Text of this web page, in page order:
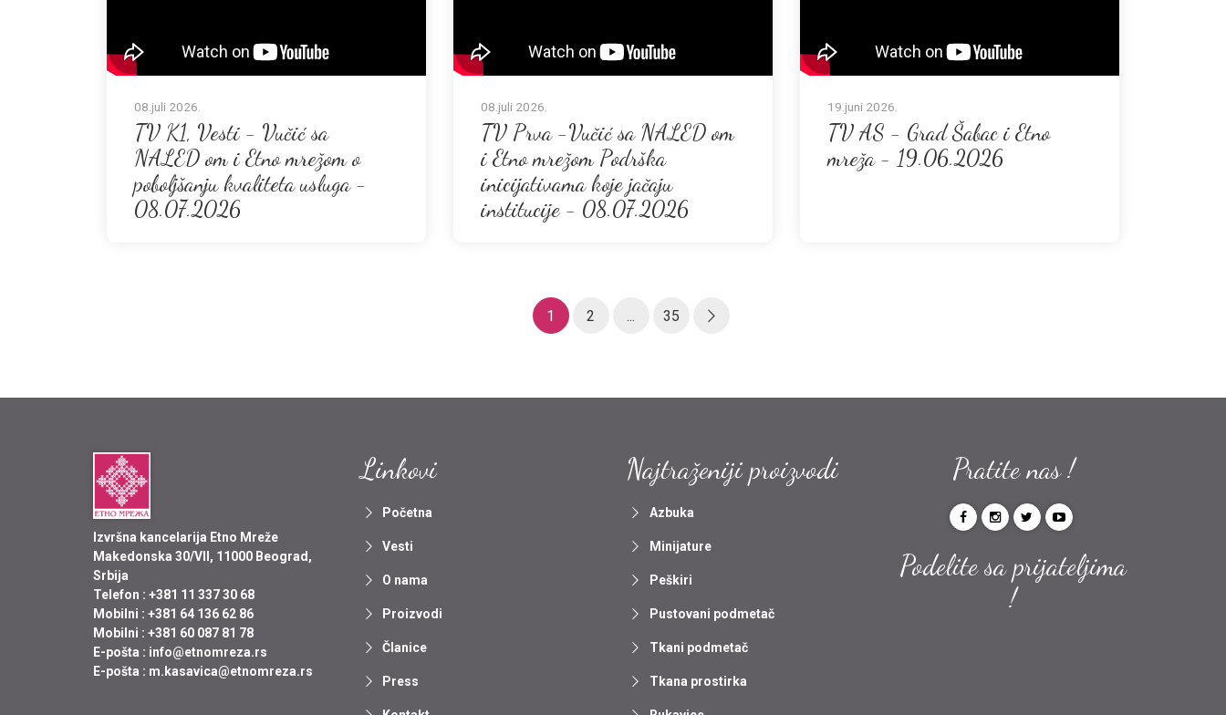
08.juli 2026.
TV K1, Vesti - Vučić sa
NALED om i Etno mrežom o
poboljšanju kvaliteta usluga -
08.07.2026
08.juli 2026.
TV Prva -Vučić sa NALED om
i Etno mrežom Podrška
inicijativama koje jačaju
institucije - 08.07.2026
19.juni 2026.
TV AS - Grad Šabac i Etno
mreža - 19.06.2026
1 2 ... 35
Izvršna kancelarija Etno Mreže
Makedonska 30/VII, 11000 Beograd,
Srbija
Telefon : +381 11 337 30 68
Mobilni : +381 64 136 62 86
Mobilni : +381 60 087 81 78
E-pošta : info@etnomreza.rs
E-pošta : m.kasavica@etnomreza.rs
Linkovi
Početna
Vesti
O nama
Proizvodi
Članice
Press
Najtraženiji proizvodi
Azbuka
Minijature
Peškiri
Pustovani podmetač
Tkani podmetač
Tkana prostirka
Pratite nas !
Podelite sa prijateljima
!